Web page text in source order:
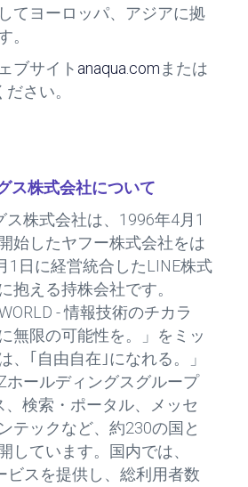
てヨーロッパ、アジアに拠
。
ブサイト anaqua.com または
さい。
ス株式会社について
ス株式会社は、1996年4月1
始したヤフー株式会社をは
1日に経営統合したLINE株式
抱える持株会社です。
- 情報技術のチカラ
無限の可能性を。」をミッ
、｢自由自在｣になれる。」
ホールディングスグループ
、検索・ポータル、メッセ
テックなど、約230の国と
しています。国内では、
ビスを提供し、総利用者数